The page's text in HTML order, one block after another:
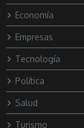
Economía
Empresas
Tecnología
Política
Salud
Turismo